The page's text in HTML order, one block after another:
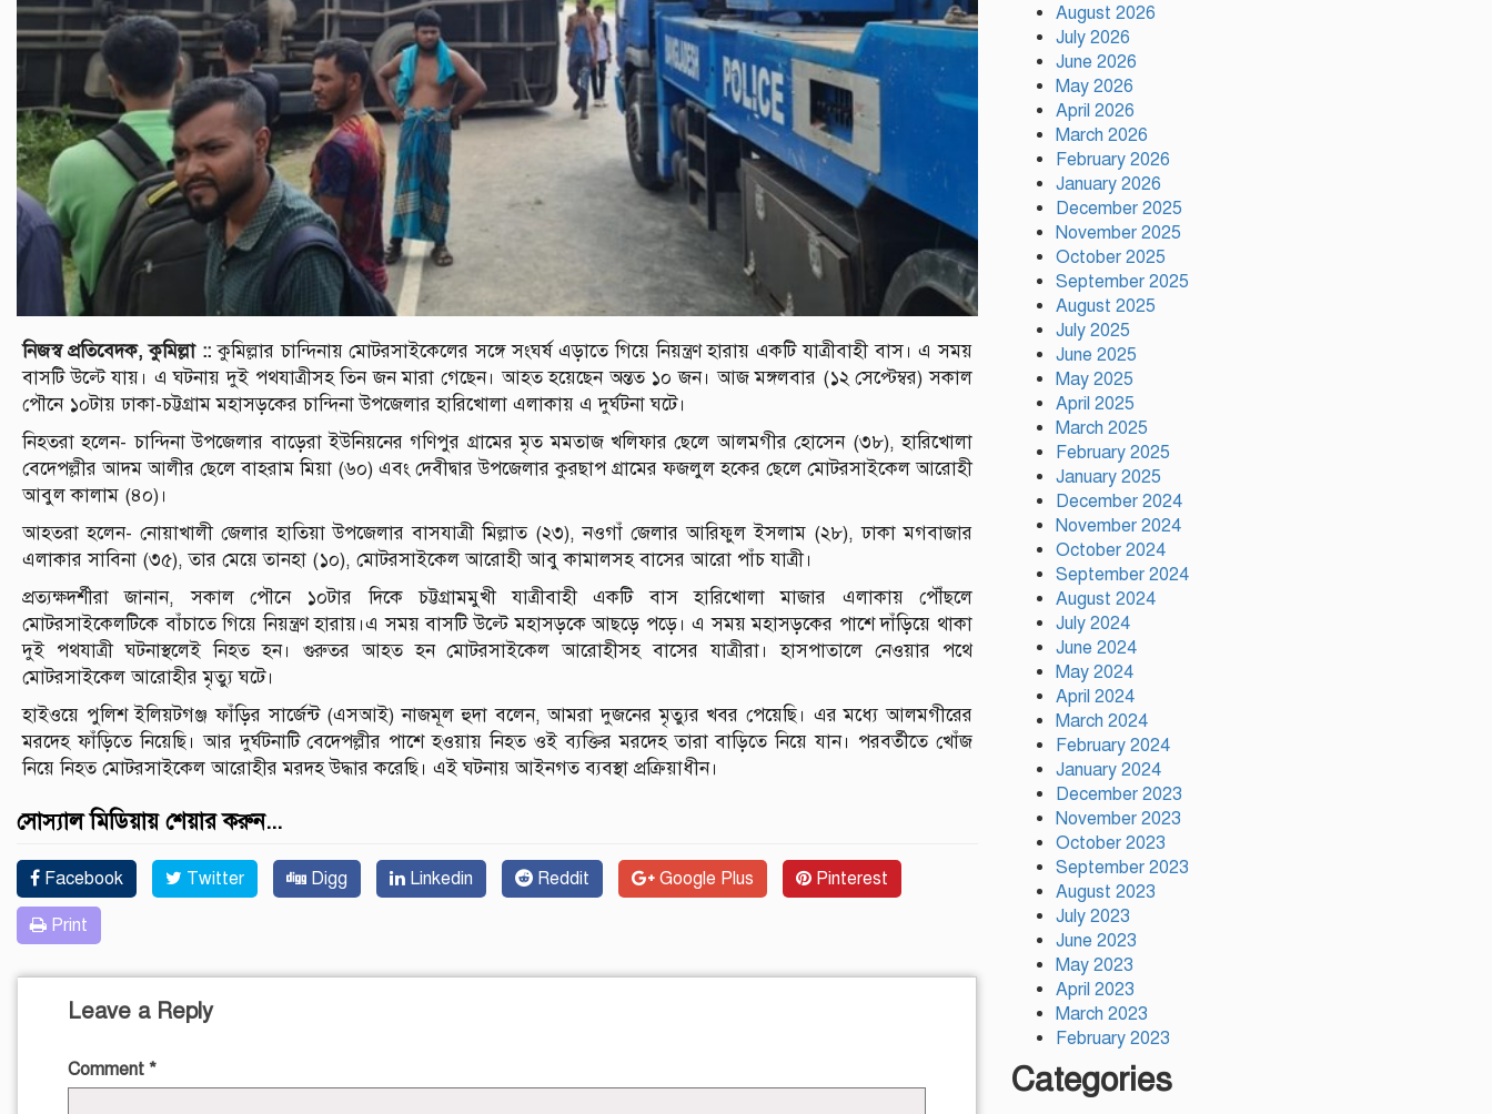
নিজস্ব প্রতিবেদক, কুমিল্লা :: কুমিল্লার চান্দিনায় মোটরসাইকেলের সঙ্গে সংঘর্ষ এড়াতে গিয়ে নিয়ন্ত্রণ হারায় একটি যাত্রীবাহী বাস। এ সময়
বাসটি উল্টে যায়। এ ঘটনায় দুই পথযাত্রীসহ তিন জন মারা গেছেন। আহত হয়েছেন অন্তত ১০ জন। আজ মঙ্গলবার (১২ সেপ্টেম্বর) সকাল
পৌনে ১০টায় ঢাকা-চট্টগ্রাম মহাসড়কের চান্দিনা উপজেলার হারিখোলা এলাকায় এ দুর্ঘটনা ঘটে।
নিহতরা হলেন- চান্দিনা উপজেলার বাড়েরা ইউনিয়নের গণিপুর গ্রামের মৃত মমতাজ খলিফার ছেলে আলমগীর হোসেন (৩৮), হারিখোলা
বেদেপল্লীর আদম আলীর ছেলে বাহরাম মিয়া (৬০) এবং দেবীদ্বার উপজেলার কুরছাপ গ্রামের ফজলুল হকের ছেলে মোটরসাইকেল আরোহী
আবুল কালাম (৪০)।
আহতরা হলেন- নোয়াখালী জেলার হাতিয়া উপজেলার বাসযাত্রী মিল্লাত (২৩), নওগাঁ জেলার আরিফুল ইসলাম (২৮), ঢাকা মগবাজার
এলাকার সাবিনা (৩৫), তার মেয়ে তানহা (১০), মোটরসাইকেল আরোহী আবু কামালসহ বাসের আরো পাঁচ যাত্রী।
প্রত্যক্ষদর্শীরা জানান, সকাল পৌনে ১০টার দিকে চট্টগ্রামমুখী যাত্রীবাহী একটি বাস হারিখোলা মাজার এলাকায় পৌঁছলে
মোটরসাইকেলটিকে বাঁচাতে গিয়ে নিয়ন্ত্রণ হারায়।এ সময় বাসটি উল্টে মহাসড়কে আছড়ে পড়ে। এ সময় মহাসড়কের পাশে দাঁড়িয়ে থাকা
দুই পথযাত্রী ঘটনাস্থলেই নিহত হন। গুরুতর আহত হন মোটরসাইকেল আরোহীসহ বাসের যাত্রীরা। হাসপাতালে নেওয়ার পথে
মোটরসাইকেল আরোহীর মৃত্যু ঘটে।
হাইওয়ে পুলিশ ইলিয়টগঞ্জ ফাঁড়ির সার্জেন্ট (এসআই) নাজমূল হুদা বলেন, আমরা দুজনের মৃত্যুর খবর পেয়েছি। এর মধ্যে আলমগীরের
মরদেহ ফাঁড়িতে নিয়েছি। আর দুর্ঘটনাটি বেদেপল্লীর পাশে হওয়ায় নিহত ওই ব্যক্তির মরদেহ তারা বাড়িতে নিয়ে যান। পরবর্তীতে খোঁজ
নিয়ে নিহত মোটরসাইকেল আরোহীর মরদহ উদ্ধার করেছি। এই ঘটনায় আইনগত ব্যবস্থা প্রক্রিয়াধীন।
সোস্যাল মিডিয়ায় শেয়ার করুন...
Facebook Twitter Digg Linkedin Reddit Google Plus Pinterest
Print
Leave a Reply
Comment *
হাসিনার প্রত্যর্পণ চাইল এনসিপি
সাকিবকে দেশে ফেরানো নিয়ে
August 2026
July 2026
June 2026
May 2026
April 2026
March 2026
February 2026
January 2026
December 2025
November 2025
October 2025
September 2025
August 2025
July 2025
June 2025
May 2025
April 2025
March 2025
February 2025
January 2025
December 2024
November 2024
October 2024
September 2024
August 2024
July 2024
June 2024
May 2024
April 2024
March 2024
February 2024
January 2024
December 2023
November 2023
October 2023
September 2023
August 2023
July 2023
June 2023
May 2023
April 2023
March 2023
February 2023
Categories